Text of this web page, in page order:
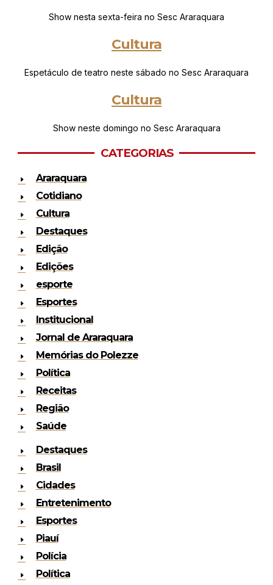
Show nesta sexta-feira no Sesc Araraquara
Cultura
Espetáculo de teatro neste sábado no Sesc Araraquara
Cultura
Show neste domingo no Sesc Araraquara
CATEGORIAS
Araraquara
Cotidiano
Cultura
Destaques
Edição
Edições
esporte
Esportes
Institucional
Jornal de Araraquara
Memórias do Polezze
Política
Receitas
Região
Saúde
Destaques
Brasil
Cidades
Entretenimento
Esportes
Piauí
Polícia
Política